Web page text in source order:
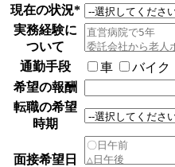
現在の状況*
実務経験に
ついて
通勤手段
車 バイク
希望の報酬
転職の希望
時期
面接希望日